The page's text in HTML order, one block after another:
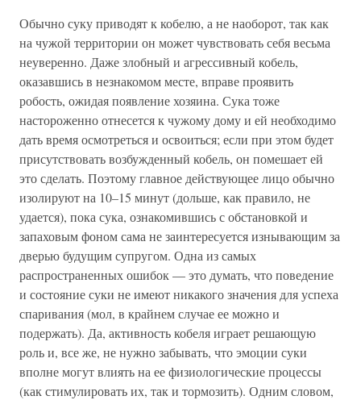
Обычно суку приводят к кобелю, а не наоборот, так как
на чужой территории он может чувствовать себя весьма
неуверенно. Даже злобный и агрессивный кобель,
оказавшись в незнакомом месте, вправе проявить
робость, ожидая появление хозяина. Сука тоже
настороженно отнесется к чужому дому и ей необходимо
дать время осмотреться и освоиться; если при этом будет
присутствовать возбужденный кобель, он помешает ей
это сделать. Поэтому главное действующее лицо обычно
изолируют на 10–15 минут (дольше, как правило, не
удается), пока сука, ознакомившись с обстановкой и
запаховым фоном сама не заинтересуется изнывающим за
дверью будущим супругом. Одна из самых
распространенных ошибок — это думать, что поведение
и состояние суки не имеют никакого значения для успеха
спаривания (мол, в крайнем случае ее можно и
подержать). Да, активность кобеля играет решающую
роль и, все же, не нужно забывать, что эмоции суки
вполне могут влиять на ее физиологические процессы
(как стимулировать их, так и тормозить). Одним словом,